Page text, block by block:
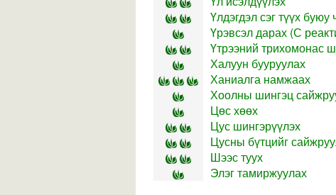
Үлдэгдэл сэг түүх
Үрэвсэл дарах (С
Үтрээний трихомонас
Халуун бууруулах
Ханиалга намжаах
Хоолны шингэц
Цөс хөөх
Цус шингэрүүлэх
Цусны бүтцийг
Шээс туух
Элэг тамиржуулах